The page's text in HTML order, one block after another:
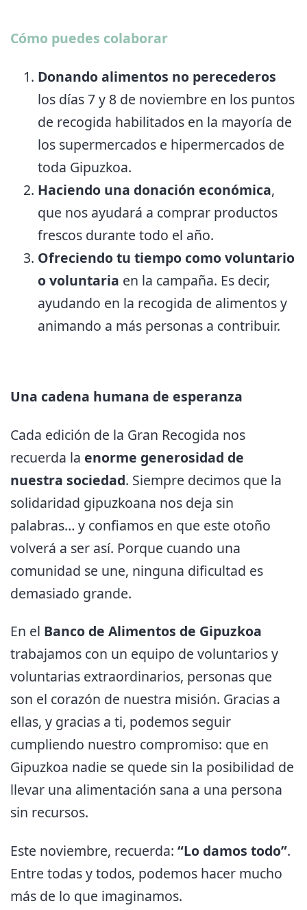
Cómo puedes colaborar
Donando alimentos no perecederos
los días 7 y 8 de noviembre en los puntos
de recogida habilitados en la mayoría de
los supermercados e hipermercados de
toda Gipuzkoa.
Haciendo una donación económica,
que nos ayudará a comprar productos
frescos durante todo el año.
Ofreciendo tu tiempo como voluntario
o voluntaria en la campaña. Es decir,
ayudando en la recogida de alimentos y
animando a más personas a contribuir.
Una cadena humana de esperanza
Cada edición de la Gran Recogida nos
recuerda la enorme generosidad de
nuestra sociedad. Siempre decimos que la
solidaridad gipuzkoana nos deja sin
palabras… y confiamos en que este otoño
volverá a ser así. Porque cuando una
comunidad se une, ninguna dificultad es
demasiado grande.
En el Banco de Alimentos de Gipuzkoa
trabajamos con un equipo de voluntarios y
voluntarias extraordinarios, personas que
son el corazón de nuestra misión. Gracias a
ellas, y gracias a ti, podemos seguir
cumpliendo nuestro compromiso: que en
Gipuzkoa nadie se quede sin la posibilidad de
llevar una alimentación sana a una persona
sin recursos.
Este noviembre, recuerda: “Lo damos todo”.
Entre todas y todos, podemos hacer mucho
más de lo que imaginamos.